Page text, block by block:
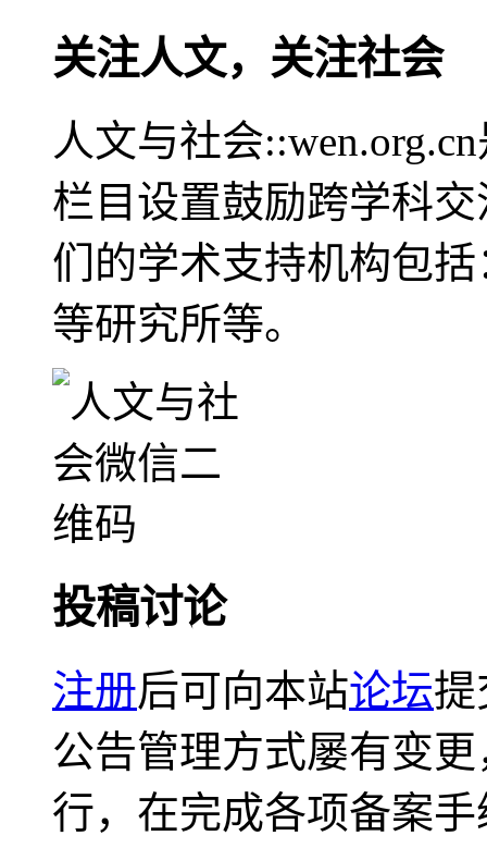
关注人文，关注社会
人文与社会
栏目设置鼓励跨学科
们的学术支持机构包
等研究所等。
投稿讨论
注册后可向本站论坛提
公告管理方式屡有变
行，在完成各项备案